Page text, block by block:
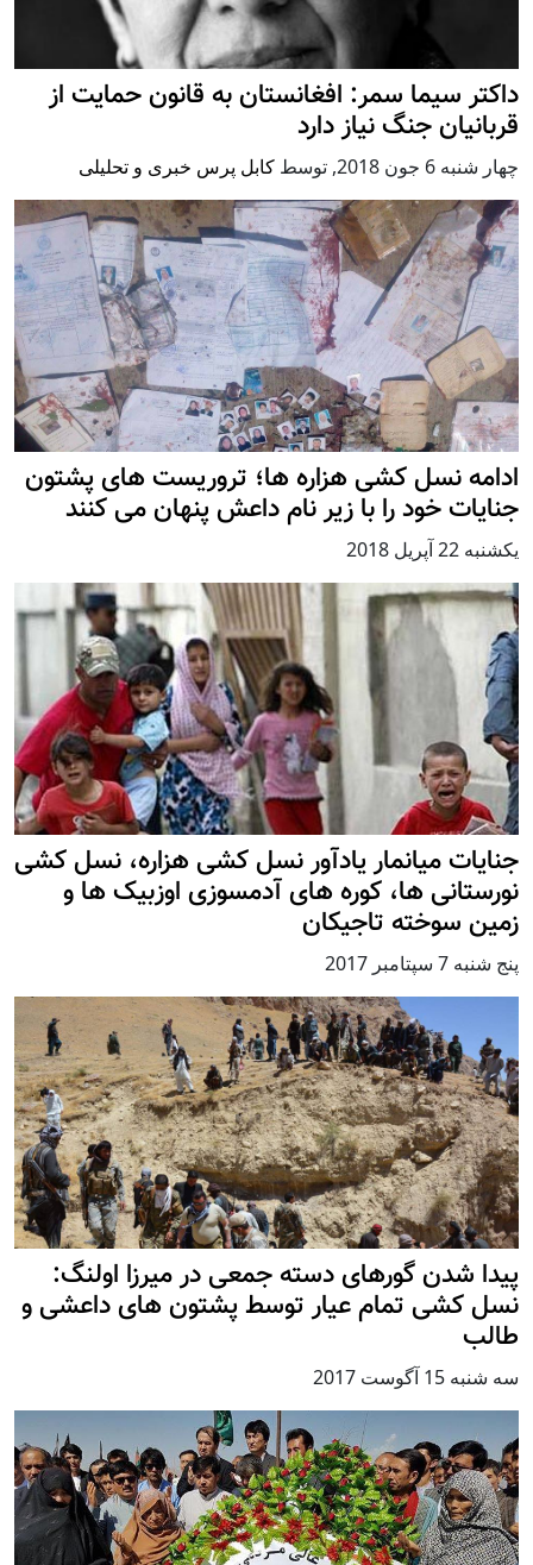
داکتر سیما سمر: افغانستان به قانون حمایت از
قربانیان جنگ نیاز دارد
چهار شنبه 6 جون 2018 , توسط کابل پرس خبری و تحلیلی
ادامه نسل کشی هزاره ها؛ تروریست های پشتون
جنایات خود را با زیر نام داعش پنهان می کنند
يكشنبه 22 آپریل 2018
جنایات میانمار یادآور نسل کشی هزاره، نسل کشی
نورستانی ها، کوره های آدمسوزی اوزبیک ها و
زمین سوخته تاجیکان
پنج شنبه 7 سپتامبر 2017
پیدا شدن گورهای دسته جمعی در میرزا اولنگ:
نسل کشی تمام عیار توسط پشتون های داعشی و
طالب
سه شنبه 15 آگوست 2017